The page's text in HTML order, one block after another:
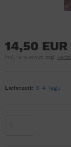
14,50 EUR
inkl. 19 % MwSt. zzgl.
Lieferzeit: 3-4 Tage